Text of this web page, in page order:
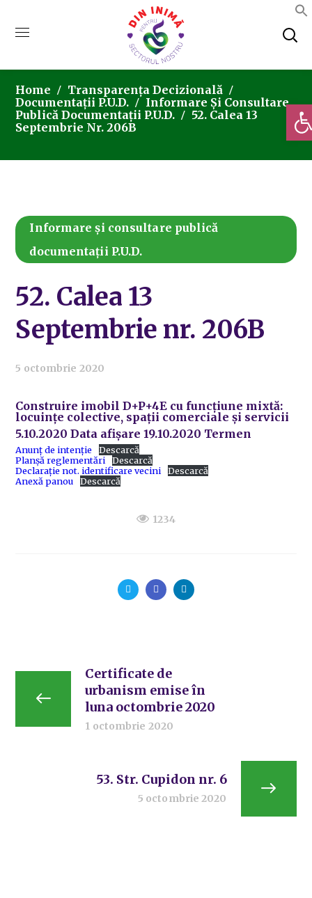
Home
Transparența Decizională
Documentații P.U.D.
Informare Și Consultare
Publică Documentații P.U.D.
52. Calea 13
Septembrie Nr. 206B
Informare și consultare publică
documentații P.U.D.
52. Calea 13
Septembrie nr. 206B
5 octombrie 2020
Construire imobil D+P+4E cu funcțiune mixtă:
locuințe colective, spații comerciale și servicii
5.10.2020 Data afișare 19.10.2020 Termen
Anunț de intenție
Descarcă
Planșă reglementări
Descarcă
Declarație not. identificare vecini
Descarcă
Anexă panou
Descarcă
1234
Certificate de
urbanism emise în
luna octombrie 2020
1 octombrie 2020
53. Str. Cupidon nr. 6
5 octombrie 2020